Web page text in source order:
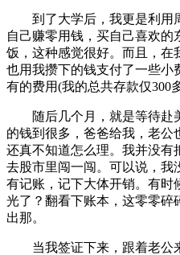
到了大学后，我更是利用周
自己赚零用钱，买自己喜欢
饭，这种感觉很好。而且，在
也用我攒下的钱支付了一些小
有的费用(我的总共存款仅300
随后几个月，就是等待赴
的钱到很多，爸爸给我，老公
还真不知道怎么理。我并没有
去股市里闯一闯。可以说，我
有记账，记下大体开销。有时
光了？翻看下账本，这零零碎
出那。
当我签证下来，跟着老公